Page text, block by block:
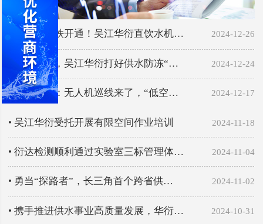
• 沪苏湖高铁开通！吴江华衍直饮水机… 2024-12-26
• 严阵以待，吴江华衍打好供水防冻“… 2024-12-24
• 吴江华衍：无人机巡线来了，“低空… 2024-12-17
• 吴江华衍受托开展有限空间作业培训 2024-11-18
• 衍达检测顺利通过实验室三标管理体… 2024-11-04
• 勇当“探路者”，长三角首个跨省供… 2024-11-02
• 携手推进供水事业高质量发展，华衍… 2024-10-31